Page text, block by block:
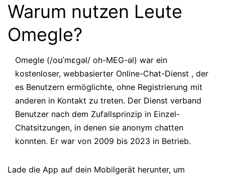
Warum nutzen Leute
Omegle?
Omegle (/oʊˈmɛɡəl/ oh-MEG-əl) war ein
kostenloser, webbasierter Online-Chat-Dienst , der
es Benutzern ermöglichte, ohne Registrierung mit
anderen in Kontakt zu treten. Der Dienst verband
Benutzer nach dem Zufallsprinzip in Einzel-
Chatsitzungen, in denen sie anonym chatten
konnten. Er war von 2009 bis 2023 in Betrieb.
Lade die App auf dein Mobilgerät herunter, um